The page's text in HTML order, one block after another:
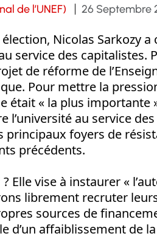
de l’UNEF) 26 Septembre
Nicolas Sarkozy
service des capitalistes.
de réforme de
Pour mettre la
était « la plus importante
l’université au service
principaux foyers de
précédents.
Elle vise à instaurer «
librement recruter
sources de
d’un affaiblissement de